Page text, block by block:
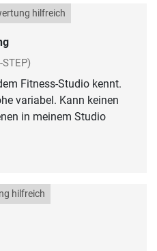
hilfreich
STEP)
Fitness-Studio kennt.
variabel. Kann keinen
in meinem Studio
hilfreich